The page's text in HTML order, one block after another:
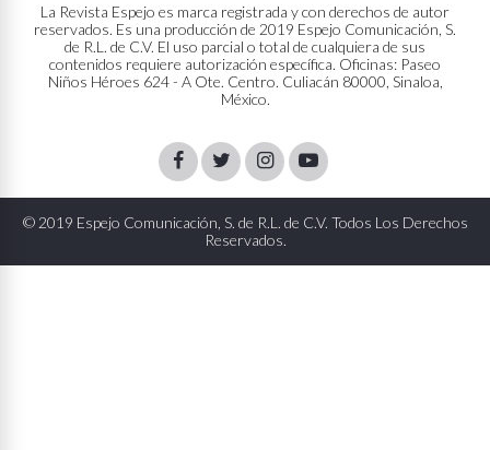
La Revista Espejo es marca registrada y con derechos de autor
reservados. Es una producción de 2019 Espejo Comunicación, S.
de R.L. de C.V. El uso parcial o total de cualquiera de sus
contenidos requiere autorización específica. Oficinas: Paseo
Niños Héroes 624 - A Ote. Centro. Culiacán 80000, Sinaloa,
México.
FacebookTwitterInstagram
Youtube
© 2019 Espejo Comunicación, S. de R.L. de C.V. Todos Los Derechos
Reservados.